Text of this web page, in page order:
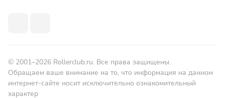
© 2001–2026 Rollerclub.ru. Все права защищены.
Обращаем ваше внимание на то, что информация на данном
интернет-сайте носит исключительно ознакомительный
характер